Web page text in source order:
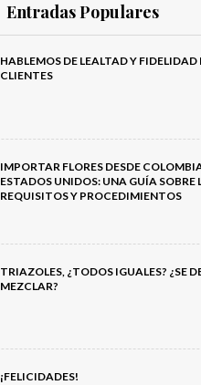
Entradas Populares
HABLEMOS DE LEALTAD Y FIDELIDAD
CLIENTES
IMPORTAR FLORES DESDE
ESTADOS UNIDOS: UNA GUÍA SOBRE
REQUISITOS Y PROCEDIMIENTOS
TRIAZOLES, ¿TODOS IGUALES? ¿SE
MEZCLAR?
¡FELICIDADES!